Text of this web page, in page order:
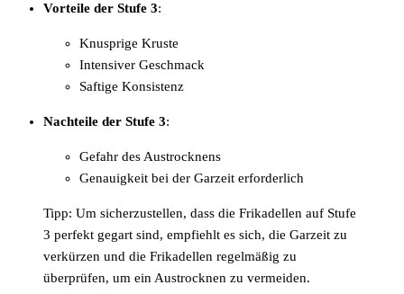
Vorteile der Stufe 3:
Knusprige Kruste
Intensiver Geschmack
Saftige Konsistenz
Nachteile der Stufe 3:
Gefahr des Austrocknens
Genauigkeit bei der Garzeit erforderlich
Tipp: Um sicherzustellen, dass die Frikadellen auf Stufe
3 perfekt gegart sind, empfiehlt es sich, die Garzeit zu
verkürzen und die Frikadellen regelmäßig zu
überprüfen, um ein Austrocknen zu vermeiden.